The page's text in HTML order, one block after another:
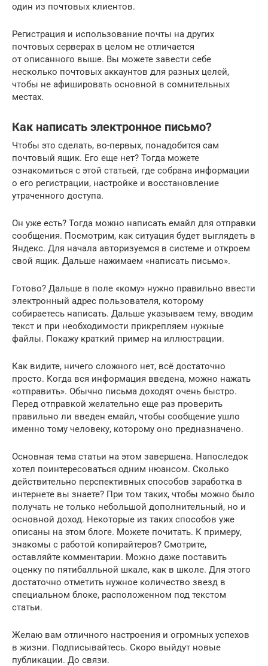
один из почтовых клиентов.
Регистрация и использование почты на других
почтовых серверах в целом не отличается
от описанного выше. Вы можете завести себе
несколько почтовых аккаунтов для разных целей,
чтобы не афишировать основной в сомнительных
местах.
Как написать электронное письмо?
Чтобы это сделать, во-первых, понадобится сам
почтовый ящик. Его еще нет? Тогда можете
ознакомиться с этой статьей, где собрана информации
о его регистрации, настройке и восстановление
утраченного доступа.
Он уже есть? Тогда можно написать емайл для отправки
сообщения. Посмотрим, как ситуация будет выглядеть в
Яндекс. Для начала авторизуемся в системе и откроем
свой ящик. Дальше нажимаем «написать письмо».
Готово? Дальше в поле «кому» нужно правильно ввести
электронный адрес пользователя, которому
собираетесь написать. Дальше указываем тему, вводим
текст и при необходимости прикрепляем нужные
файлы. Покажу краткий пример на иллюстрации.
Как видите, ничего сложного нет, всё достаточно
просто. Когда вся информация введена, можно нажать
«отправить». Обычно письма доходят очень быстро.
Перед отправкой желательно еще раз проверить
правильно ли введен емайл, чтобы сообщение ушло
именно тому человеку, которому оно предназначено.
Основная тема статьи на этом завершена. Напоследок
хотел поинтересоваться одним нюансом. Сколько
действительно перспективных способов заработка в
интернете вы знаете? При том таких, чтобы можно было
получать не только небольшой дополнительный, но и
основной доход. Некоторые из таких способов уже
описаны на этом блоге. Можете почитать. К примеру,
знакомы с работой копирайтеров? Смотрите,
оставляйте комментарии. Можно даже поставить
оценку по пятибалльной шкале, как в школе. Для этого
достаточно отметить нужное количество звезд в
специальном блоке, расположенном под текстом
статьи.
Желаю вам отличного настроения и огромных успехов
в жизни. Подписывайтесь. Скоро выйдут новые
публикации. До связи.